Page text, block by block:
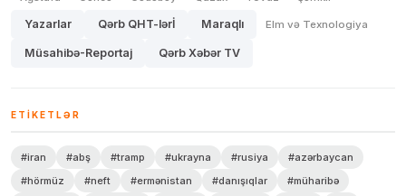
Yazarlar Qərb QHT-lərİ Maraqlı Elm və Texnologiya
Müsahibə-Reportaj Qərb Xəbər TV
ETIKETLƏR
#iran #abş #tramp #ukrayna #rusiya
#azərbaycan
#hörmüz
#neft #ermənistan #danışıqlar
#müharibə